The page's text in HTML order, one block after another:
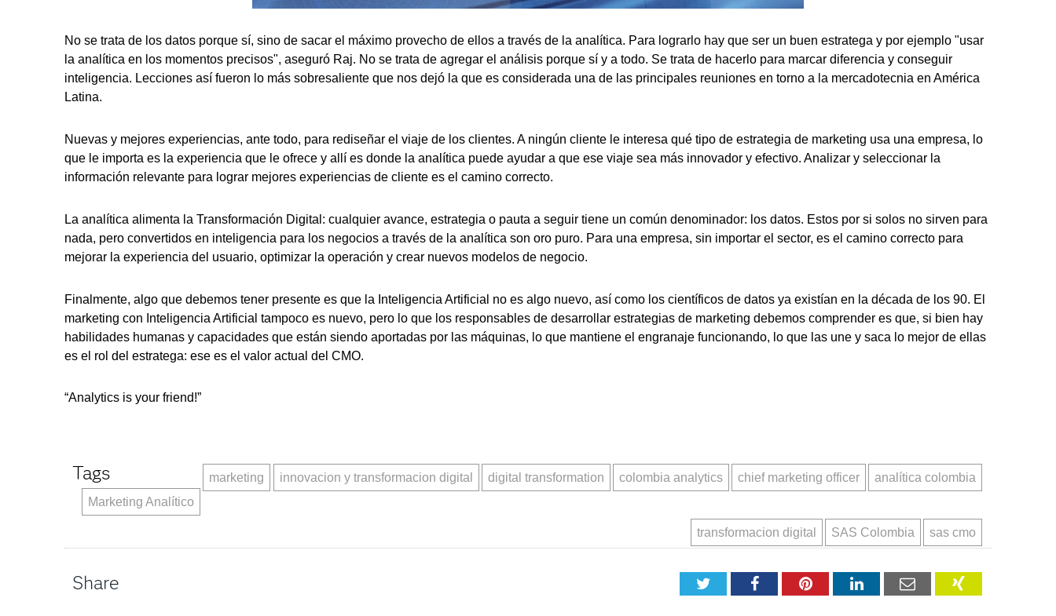
No se trata de los datos porque sí, sino de sacar el máximo provecho de ellos a través de la analítica. Para lograrlo hay que ser un buen estratega y por ejemplo "usar
la analítica en los momentos precisos", aseguró Raj. No se trata de agregar el análisis porque sí y a todo. Se trata de hacerlo para marcar diferencia y conseguir
inteligencia. Lecciones así fueron lo más sobresaliente que nos dejó la que es considerada una de las principales reuniones en torno a la mercadotecnia en América
Latina.
Nuevas y mejores experiencias, ante todo, para rediseñar el viaje de los clientes. A ningún cliente le interesa qué tipo de estrategia de marketing usa una empresa, lo
que le importa es la experiencia que le ofrece y allí es donde la analítica puede ayudar a que ese viaje sea más innovador y efectivo. Analizar y seleccionar la
información relevante para lograr mejores experiencias de cliente es el camino correcto.
La analítica alimenta la Transformación Digital: cualquier avance, estrategia o pauta a seguir tiene un común denominador: los datos. Estos por si solos no sirven para
nada, pero convertidos en inteligencia para los negocios a través de la analítica son oro puro. Para una empresa, sin importar el sector, es el camino correcto para
mejorar la experiencia del usuario, optimizar la operación y crear nuevos modelos de negocio.
Finalmente, algo que debemos tener presente es que la Inteligencia Artificial no es algo nuevo, así como los científicos de datos ya existían en la década de los 90. El
marketing con Inteligencia Artificial tampoco es nuevo, pero lo que los responsables de desarrollar estrategias de marketing debemos comprender es que, si bien hay
habilidades humanas y capacidades que están siendo aportadas por las máquinas, lo que mantiene el engranaje funcionando, lo que las une y saca lo mejor de ellas
es el rol del estratega: ese es el valor actual del CMO.
“Analytics is your friend!”
Tags analítica colombia
chief marketing officer
colombia analytics
digital transformation
innovacion y transformacion digital
marketing
Marketing Analítico
sas cmo
SAS Colombia
transformacion digital
Share TwitterFacebookPinterestLinkedInEmail